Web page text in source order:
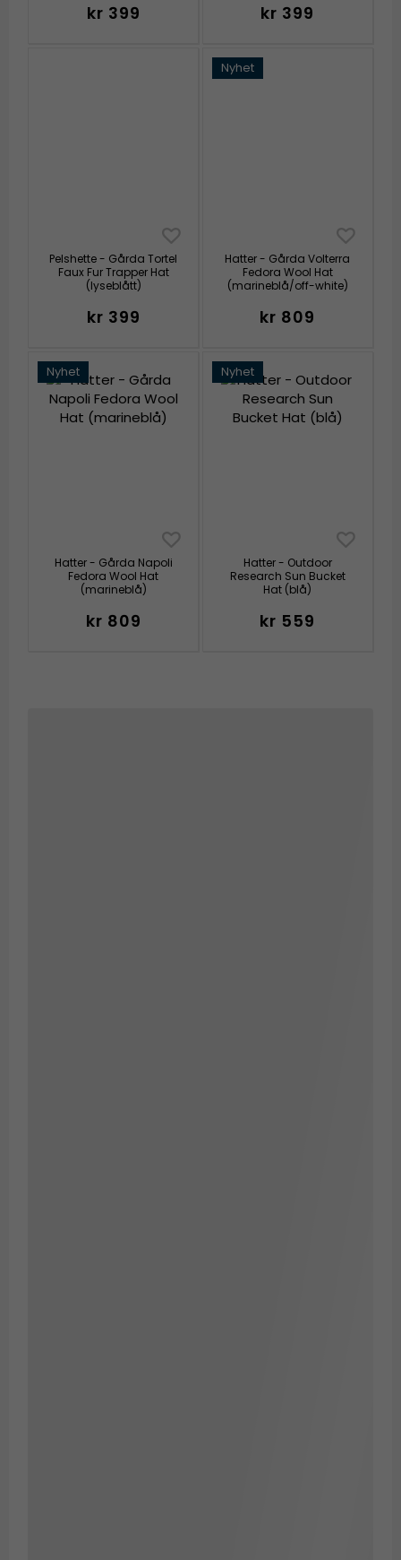
kr 399 kr 399
Pelshette - Gårda Tortel
Faux Fur Trapper Hat
(lyseblått)
kr 399
Nyhet
Hatter - Gårda Volterra
Fedora Wool Hat
(marineblå/off-white)
kr 809
Nyhet
Hatter - Gårda Napoli
Fedora Wool Hat
(marineblå)
kr 809
Nyhet
Hatter - Outdoor
Research Sun Bucket
Hat (blå)
kr 559